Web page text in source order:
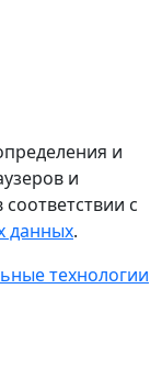
и
и
с
данных.
технологии